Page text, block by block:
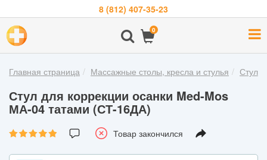
8 (812) 407-35-23
0
О
компании
Бренды
Покупателям
Главная страница Массажные столы, кресла и стулья
Стул для коррекции осанки Med-Mos
МА-04 татами (СТ-16ДА)
Товар закончился